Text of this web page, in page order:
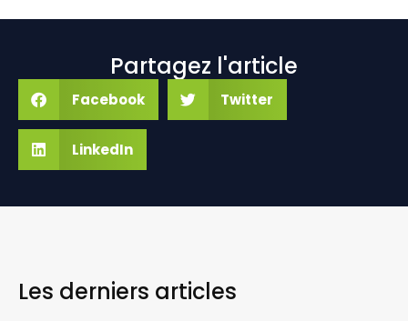
Partagez l'article
Facebook Twitter
LinkedIn
Les derniers articles